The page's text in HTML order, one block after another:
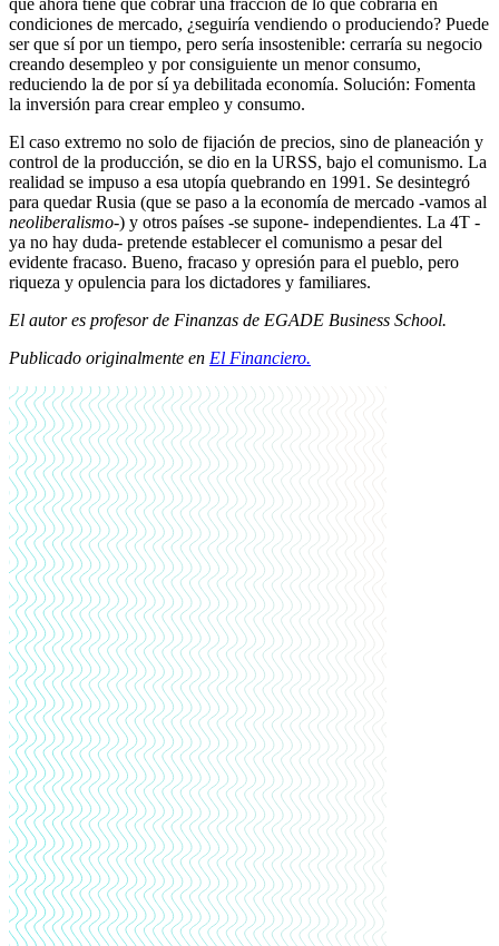
que ahora tiene que cobrar una fracción de lo que cobraría en
condiciones de mercado, ¿seguiría vendiendo o produciendo? Puede
ser que sí por un tiempo, pero sería insostenible: cerraría su negocio
creando desempleo y por consiguiente un menor consumo,
reduciendo la de por sí ya debilitada economía. Solución: Fomenta
la inversión para crear empleo y consumo.
El caso extremo no solo de fijación de precios, sino de planeación y
control de la producción, se dio en la URSS, bajo el comunismo. La
realidad se impuso a esa utopía quebrando en 1991. Se desintegró
para quedar Rusia (que se paso a la economía de mercado -vamos al
neoliberalismo-) y otros países -se supone- independientes. La 4T -
ya no hay duda- pretende establecer el comunismo a pesar del
evidente fracaso. Bueno, fracaso y opresión para el pueblo, pero
riqueza y opulencia para los dictadores y familiares.
El autor es profesor de Finanzas de EGADE Business School.
Publicado originalmente en El Financiero.